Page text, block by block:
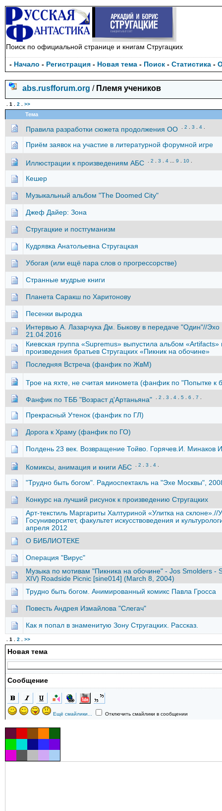
Поиск по официальной странице и книгам Стругацких
- Начало - Регистрация - Новая тема - Поиск - Статистика -
abs.rusfforum.org / Племя учеников
1 2 >>
Тема
Правила разработки сюжета продолжения ОО 2 3 4
Приём заявок на участие в литературной форумной игре
Иллюстрации к произведениям АБС 2 3 4 9 10
Кешер
Музыкальный альбом "The Doomed City"
Джеф Дайер: Зона
Стругацкие и постгуманизм
Кудрявка Анатольевна Стругацкая
Убогая (или ещё пара слов о прогрессорстве)
Странные мудрые книги
Планета Саракш по Харитонову
Песенки выродка
Интервью А. Лазарчука Дм. Быкову в передаче "Один"//
21.04.2016
Киевская группа «Supremus» выпустила альбом
произведения братьев Стругацких «Пикник на обочине»
Последняя Встреча (фанфик по ЖвМ)
Трое на яхте, не считая миномета (фанфик по "Попытке к
Фанфик по ТББ "Возраст д'Артаньяна" 2 3 4 5 6 7
Прекрасный Утенок (фанфик по ГЛ)
Дорога к Храму (фанфик по ГО)
Полдень 23 век. Возвращение Тойво. Горячев.И. Минаков
Комиксы, анимация и книги АБС 2 3 4
"Трудно быть богом". Радиоспектакль на "Эхе Москвы",
Конкурс на лучший рисунок к произведению Стругацких
Арт-текстиль Маргариты Халтуриной «Улитка на склоне».//
Госуниверситет, факультет искусствоведения и
апреля 2012
О БИБЛИОТЕКЕ
Операция "Вирус"
Музыка по мотивам "Пикника на обочине" - Jos Smolders -
XIV) Roadside Picnic [sine014] (March 8, 2004)
Трудно быть богом. Анимированный комикс Павла Гросса
Повесть Андрея Измайлова "Слегач"
Как я попал в знаменитую Зону Cтругацких. Рассказ.
1 2 >>
Новая тема
Сообщение
Ещё смайлики... Отключить смайлики в сообщении